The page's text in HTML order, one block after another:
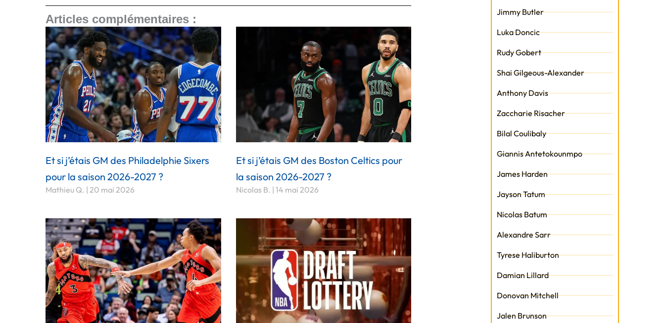
Articles complémentaires :
Et si j’étais GM des Philadelphie Sixers
pour la saison 2026-2027 ?
Mathieu Q. 20 mai 2026
Et si j’étais GM des Boston Celtics pour
la saison 2026-2027 ?
Nicolas B. 14 mai 2026
Jimmy Butler
Luka Doncic
Rudy Gobert
Shai Gilgeous-Alexander
Anthony Davis
Zaccharie Risacher
Bilal Coulibaly
Giannis Antetokounmpo
James Harden
Jayson Tatum
Nicolas Batum
Alexandre Sarr
Tyrese Haliburton
Damian Lillard
Donovan Mitchell
Jalen Brunson